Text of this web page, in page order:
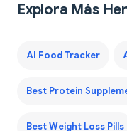
Explora Más
AI Food Tracker
Best Protein
Best Weight Loss Pills